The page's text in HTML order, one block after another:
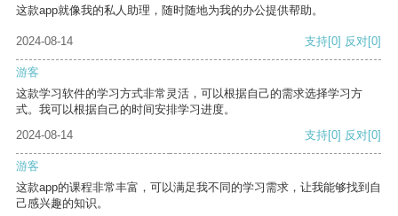
这款app就像我的私人助理，随时随地为我的办公提供帮助。
2024-08-14 支持[0] 反对[0]
游客
这款学习软件的学习方式非常灵活，可以根据自己的需求选择学习方
式。我可以根据自己的时间安排学习进度。
2024-08-14
支持[0] 反对[0]
游客
这款app的课程非常丰富，可以满足我不同的学习需求，让我能够找到自
己感兴趣的知识。